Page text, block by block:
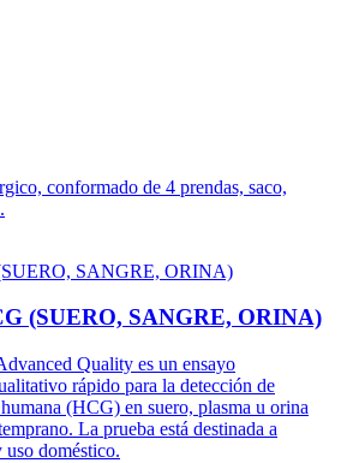
conformado de 4 prendas, saco,
(SUERO, SANGRE, ORINA)
Quality es un ensayo
rápido para la detección de
(HCG) en suero, plasma u orina
La prueba está destinada a
uso doméstico.